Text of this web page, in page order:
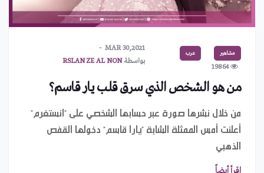
مشاهير عرب
19864
MAR 30,2021
بواسطةRSLAN ZE AL NON
من هو الشخص الذي سرق قلب يار قاسم؟
من خلال نشرها صورة عبر حسابها الشخصي على "انستغرم"
أعلنت أمس الممثلة الشابة "يارا قاسم" دخولها القفص
الذهبي
اقرأ أيضاً